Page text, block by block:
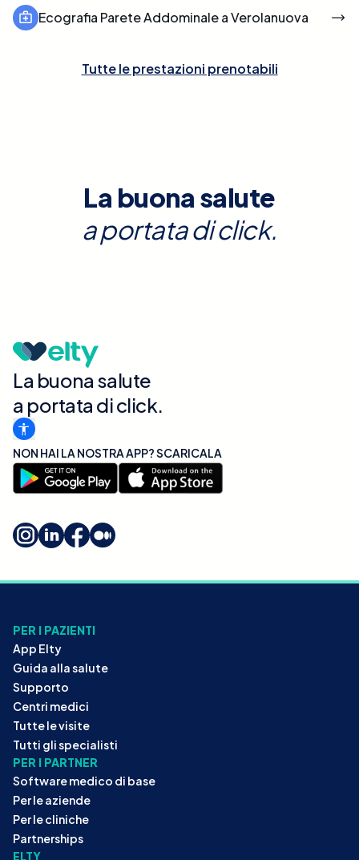
Ecografia Parete Addominale a Verolanuova
Tutte le prestazioni prenotabili
La buona salute
a portata di click.
La buona salute
a portata di click.
NON HAI LA NOSTRA APP? SCARICALA
PER I PAZIENTI
App Elty
Guida alla salute
Supporto
Centri medici
Tutte le visite
Tutti gli specialisti
PER I PARTNER
Software medico di base
Per le aziende
Per le cliniche
Partnerships
ELTY